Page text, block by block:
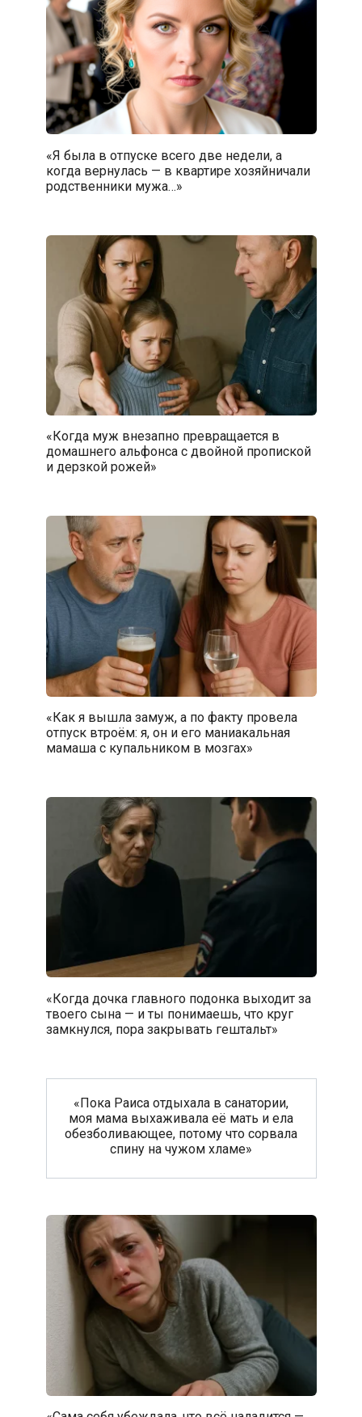
«Я была в отпуске всего две недели, а
когда вернулась — в квартире хозяйничали
родственники мужа…»
«Когда муж внезапно превращается в
домашнего альфонса с двойной пропиской
и дерзкой рожей»
«Как я вышла замуж, а по факту провела
отпуск втроём: я, он и его маниакальная
мамаша с купальником в мозгах»
«Когда дочка главного подонка выходит за
твоего сына — и ты понимаешь, что круг
замкнулся, пора закрывать гештальт»
«Пока Раиса отдыхала в санатории,
моя мама выхаживала её мать и ела
обезболивающее, потому что сорвала
спину на чужом хламе»